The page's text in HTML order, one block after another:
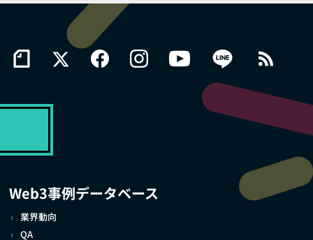
Web3事例データベース
業界動向
QA